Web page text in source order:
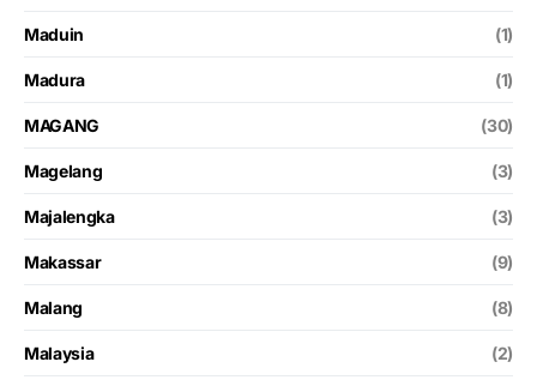
Maduin (1)
Madura (1)
MAGANG (30)
Magelang (3)
Majalengka (3)
Makassar (9)
Malang (8)
Malaysia (2)